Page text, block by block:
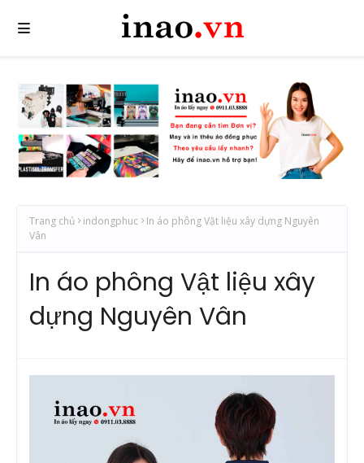
Trang chủ indongphuc
In áo phông Vật liệu xây dựng Nguyên
Vân
In áo phông Vật liệu xây
dựng Nguyên Vân